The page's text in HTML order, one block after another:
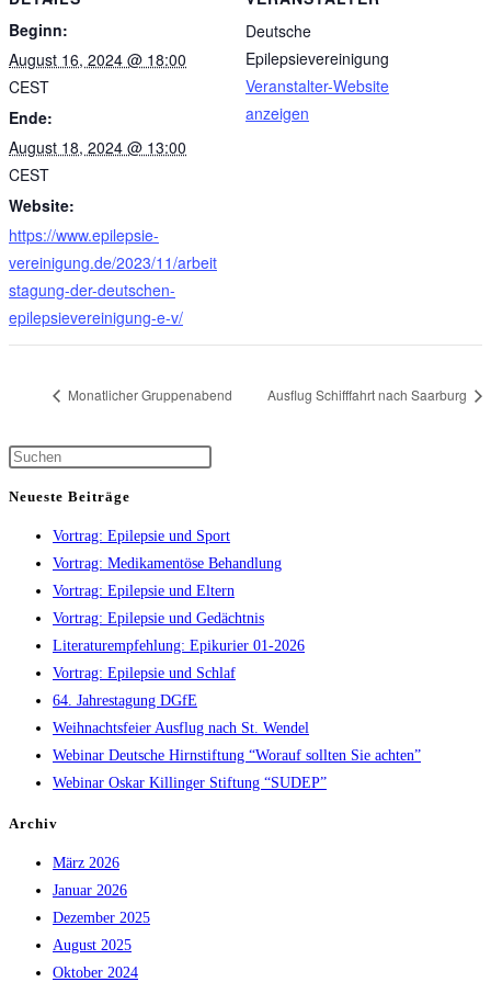
Beginn:
August 16, 2024 @ 18:00
CEST
Ende:
August 18, 2024 @ 13:00
CEST
Website:
https://www.epilepsie-
vereinigung.de/2023/11/arbeit
stagung-der-deutschen-
epilepsievereinigung-e-v/
Deutsche
Epilepsievereinigung
Veranstalter-Website
anzeigen
Monatlicher Gruppenabend Ausflug Schifffahrt nach Saarburg
close
the
search
panel.
Neueste Beiträge
Vortrag: Epilepsie und Sport
Vortrag: Medikamentöse Behandlung
Vortrag: Epilepsie und Eltern
Vortrag: Epilepsie und Gedächtnis
Literaturempfehlung: Epikurier 01-2026
Vortrag: Epilepsie und Schlaf
64. Jahrestagung DGfE
Weihnachtsfeier Ausflug nach St. Wendel
Webinar Deutsche Hirnstiftung “Worauf sollten Sie achten”
Webinar Oskar Killinger Stiftung “SUDEP”
Archiv
März 2026
Januar 2026
Dezember 2025
August 2025
Oktober 2024